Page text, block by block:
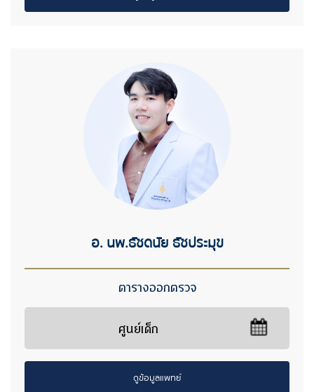
อ. นพ.ธัชดนัย ธัชประมุข
ตารางออกตรวจ
ศูนย์เด็ก
ดูข้อมูลแพทย์